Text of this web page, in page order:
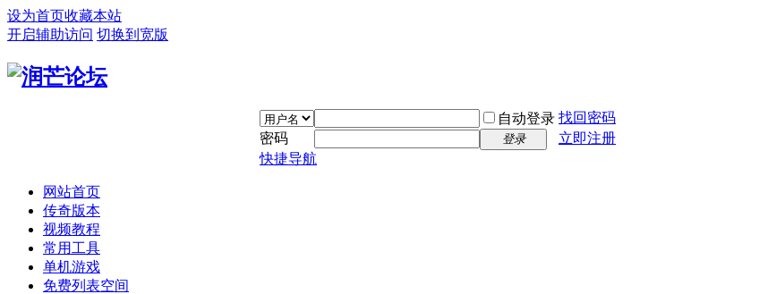
设为首页收藏本站
开启辅助访问 切换到宽版
自动登录 找回密码
密码
登录
立即注册
快捷导航
网站首页
传奇版本
视频教程
常用工具
单机游戏
免费列表空间